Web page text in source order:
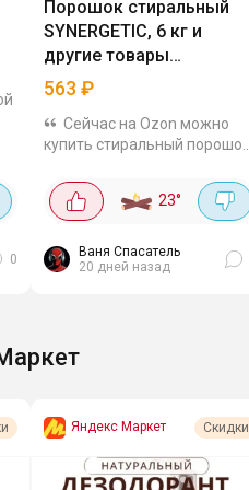
0
Порошок стиральный
SYNERGETIC, 6 кг и
другие товары
SYNERGETIC, SMART FOX
563 ₽
Сейчас на Ozon можно
купить стиральный порошок
за 563₽. Подходит для
атвоматической и ручной
биоразлогаемый, можно...
23°
Ваня Спасатель
20 дней назад
Яндекс Маркет Скидки